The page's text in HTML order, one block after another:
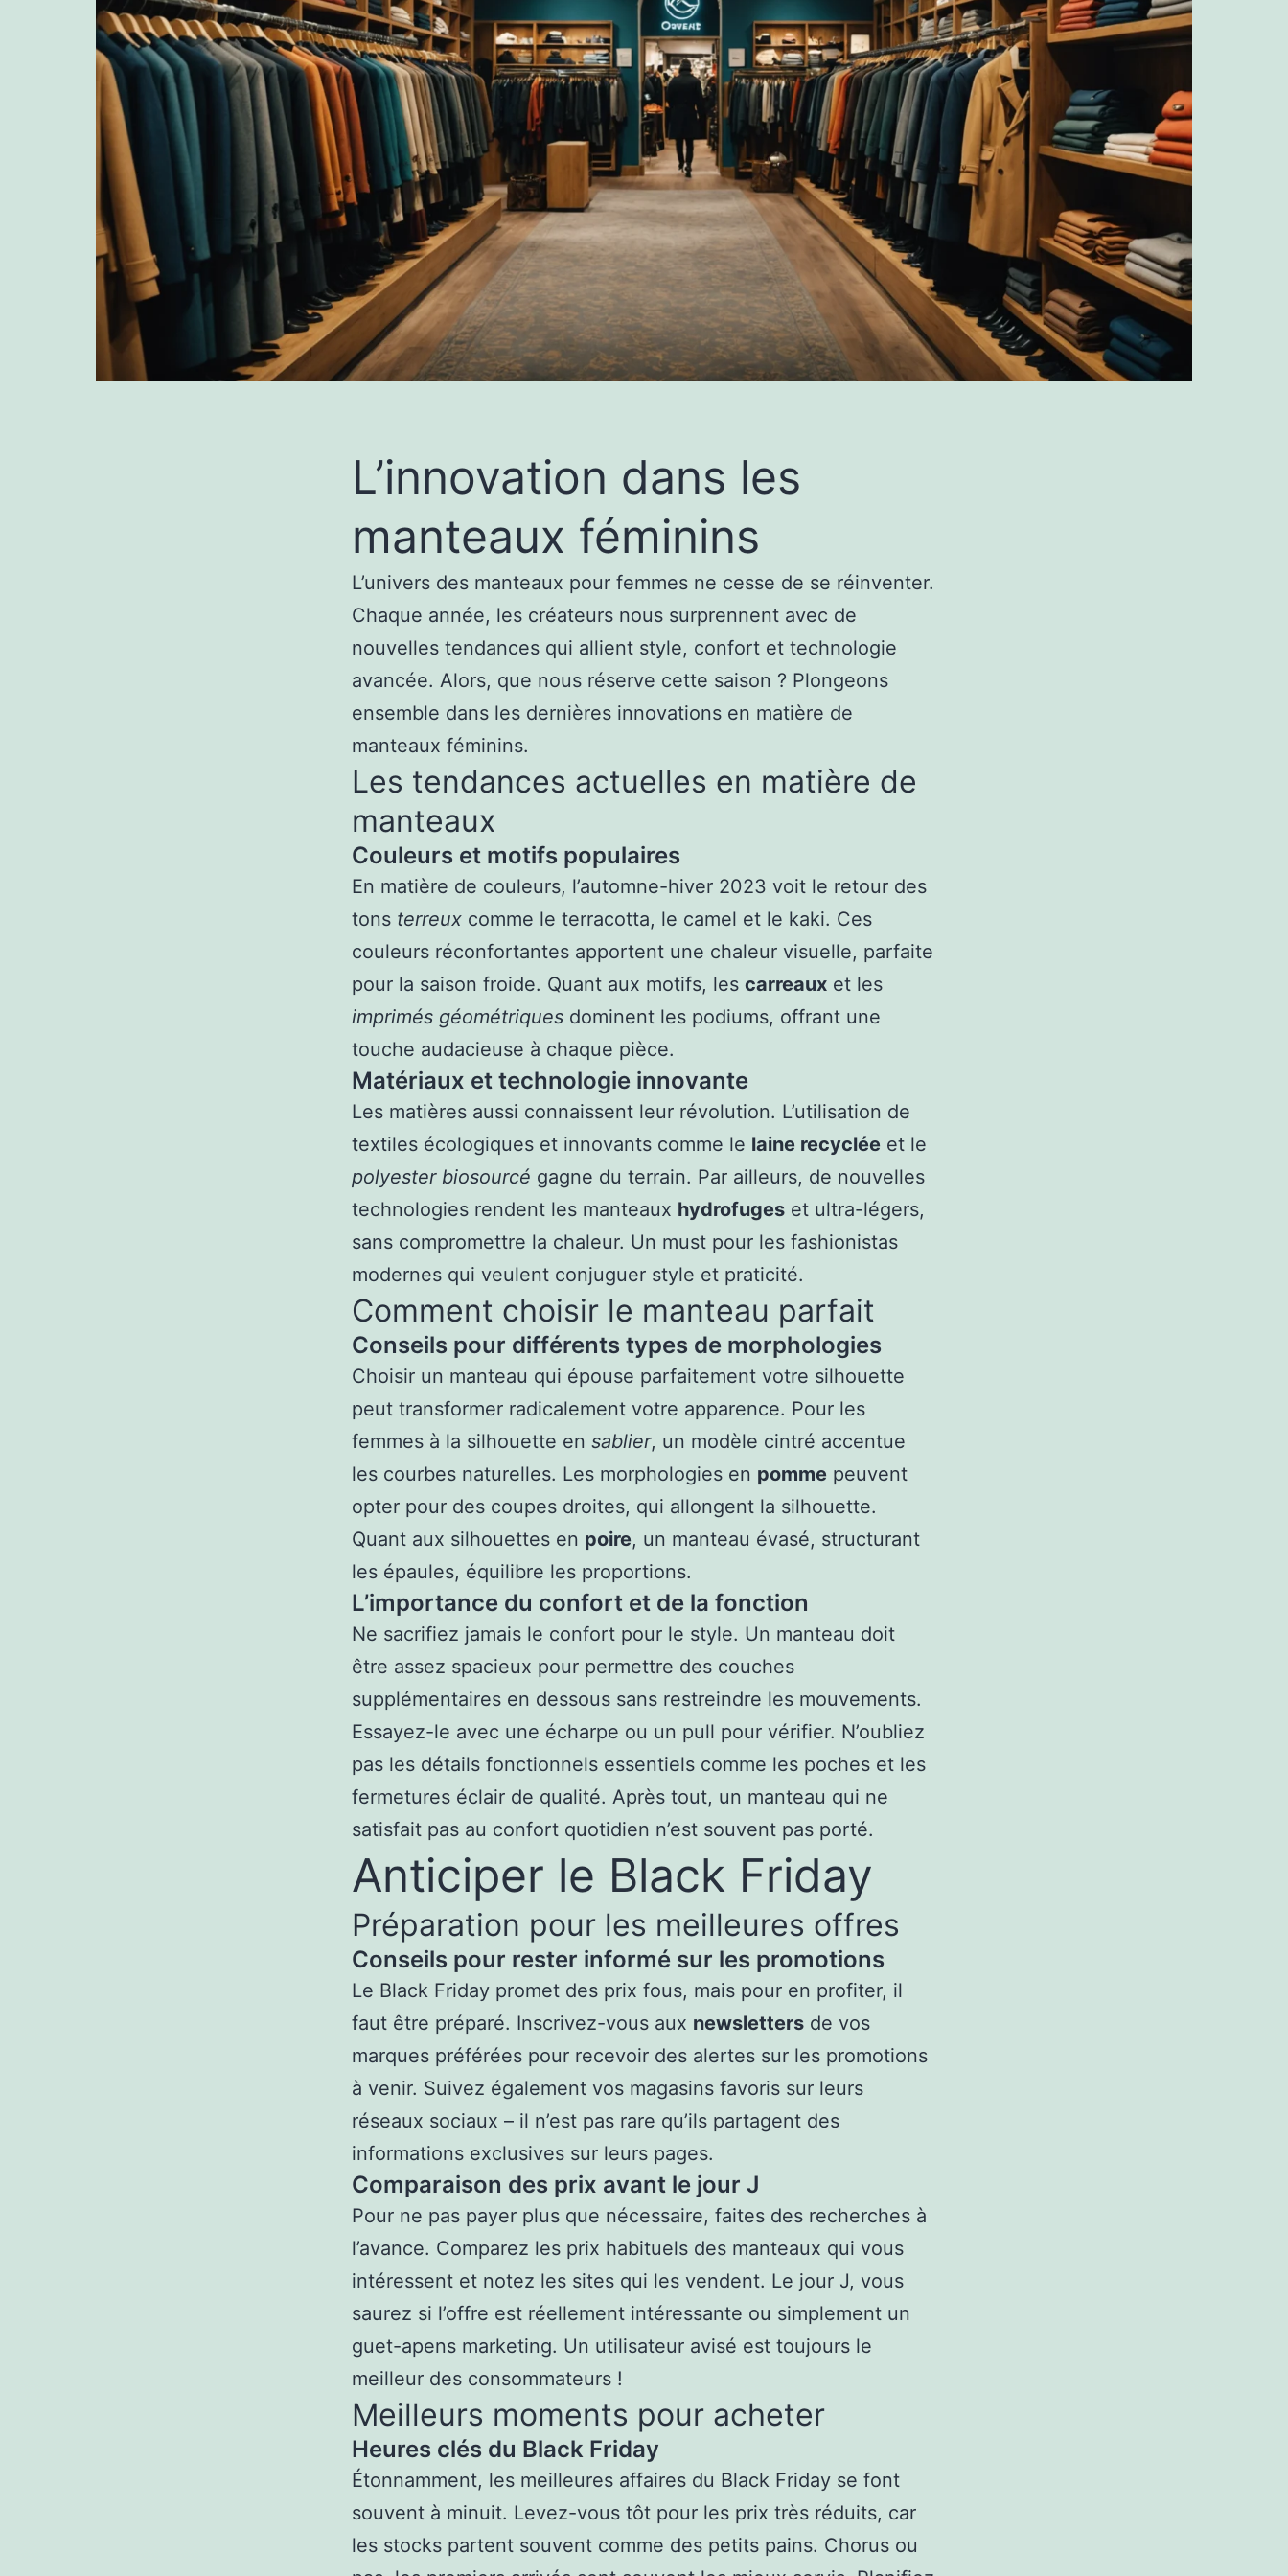
L’innovation dans les
manteaux féminins
L’univers des manteaux pour femmes ne cesse de se réinventer.
Chaque année, les créateurs nous surprennent avec de
nouvelles tendances qui allient style, confort et technologie
avancée. Alors, que nous réserve cette saison ? Plongeons
ensemble dans les dernières innovations en matière de
manteaux féminins.
Les tendances actuelles en matière de
manteaux
Couleurs et motifs populaires
En matière de couleurs, l’automne-hiver 2023 voit le retour des
tons terreux comme le terracotta, le camel et le kaki. Ces
couleurs réconfortantes apportent une chaleur visuelle, parfaite
pour la saison froide. Quant aux motifs, les carreaux et les
imprimés géométriques dominent les podiums, offrant une
touche audacieuse à chaque pièce.
Matériaux et technologie innovante
Les matières aussi connaissent leur révolution. L’utilisation de
textiles écologiques et innovants comme le laine recyclée et le
polyester biosourcé gagne du terrain. Par ailleurs, de nouvelles
technologies rendent les manteaux hydrofuges et ultra-légers,
sans compromettre la chaleur. Un must pour les fashionistas
modernes qui veulent conjuguer style et praticité.
Comment choisir le manteau parfait
Conseils pour différents types de morphologies
Choisir un manteau qui épouse parfaitement votre silhouette
peut transformer radicalement votre apparence. Pour les
femmes à la silhouette en sablier, un modèle cintré accentue
les courbes naturelles. Les morphologies en pomme peuvent
opter pour des coupes droites, qui allongent la silhouette.
Quant aux silhouettes en poire, un manteau évasé, structurant
les épaules, équilibre les proportions.
L’importance du confort et de la fonction
Ne sacrifiez jamais le confort pour le style. Un manteau doit
être assez spacieux pour permettre des couches
supplémentaires en dessous sans restreindre les mouvements.
Essayez-le avec une écharpe ou un pull pour vérifier. N’oubliez
pas les détails fonctionnels essentiels comme les poches et les
fermetures éclair de qualité. Après tout, un manteau qui ne
satisfait pas au confort quotidien n’est souvent pas porté.
Anticiper le Black Friday
Préparation pour les meilleures offres
Conseils pour rester informé sur les promotions
Le Black Friday promet des prix fous, mais pour en profiter, il
faut être préparé. Inscrivez-vous aux newsletters de vos
marques préférées pour recevoir des alertes sur les promotions
à venir. Suivez également vos magasins favoris sur leurs
réseaux sociaux – il n’est pas rare qu’ils partagent des
informations exclusives sur leurs pages.
Comparaison des prix avant le jour J
Pour ne pas payer plus que nécessaire, faites des recherches à
l’avance. Comparez les prix habituels des manteaux qui vous
intéressent et notez les sites qui les vendent. Le jour J, vous
saurez si l’offre est réellement intéressante ou simplement un
guet-apens marketing. Un utilisateur avisé est toujours le
meilleur des consommateurs !
Meilleurs moments pour acheter
Heures clés du Black Friday
Étonnamment, les meilleures affaires du Black Friday se font
souvent à minuit. Levez-vous tôt pour les prix très réduits, car
les stocks partent souvent comme des petits pains. Chorus ou